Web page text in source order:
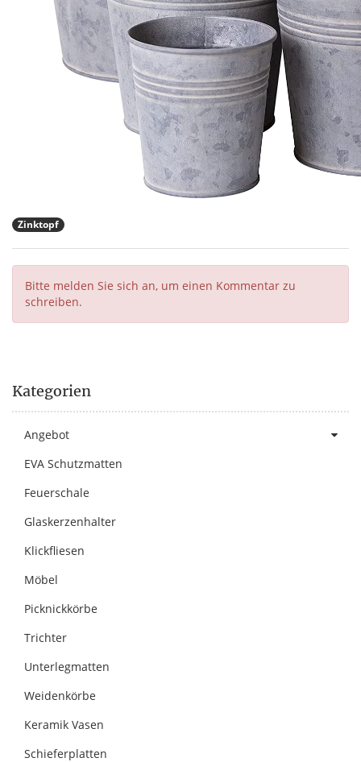
Zinktopf
Bitte melden Sie sich an, um einen Kommentar zu
schreiben.
Kategorien
Angebot
EVA Schutzmatten
Feuerschale
Glaskerzenhalter
Klickfliesen
Möbel
Picknickkörbe
Trichter
Unterlegmatten
Weidenkörbe
Keramik Vasen
Schieferplatten